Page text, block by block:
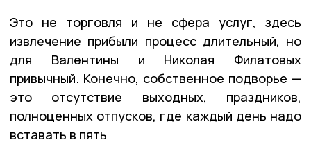
Это не торговля и не сфера услуг, здесь
извлечение прибыли процесс длительный, но
для Валентины и Николая Филатовых
привычный. Конечно, собственное подворье —
это отсутствие выходных, праздников,
полноценных отпусков, где каждый день надо
вставать в пять